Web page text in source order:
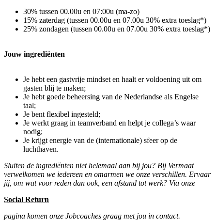
30% tussen 00.00u en 07:00u (ma-zo)
15% zaterdag (tussen 00.00u en 07.00u 30% extra toeslag*)
25% zondagen (tussen 00.00u en 07.00u 30% extra toeslag*)
Jouw ingrediënten
Je hebt een gastvrije mindset en haalt er voldoening uit om
gasten blij te maken;
Je hebt goede beheersing van de Nederlandse als Engelse
taal;
Je bent flexibel ingesteld;
Je werkt graag in teamverband en helpt je collega’s waar
nodig;
Je krijgt energie van de (internationale) sfeer op de
luchthaven.
Sluiten de ingrediënten niet helemaal aan bij jou? Bij Vermaat
verwelkomen we iedereen en omarmen we onze verschillen. Ervaar
jij, om wat voor reden dan ook, een afstand tot werk? Via onze
Social Return
pagina komen onze Jobcoaches graag met jou in contact.